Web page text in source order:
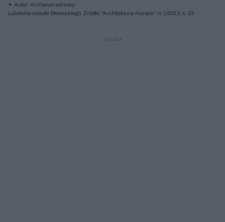
Autor: Archiwum serwisu
Lubelskie osiedle Słowackiego. Źródło: "Architektura-murator" nr 1/2013, s. 23